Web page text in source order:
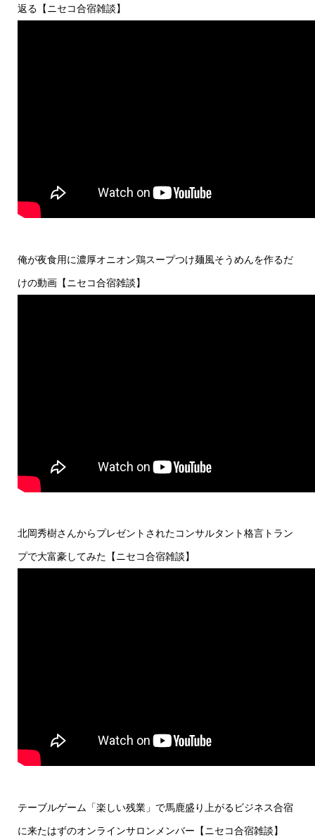
返る【ニセコ合宿雑談】
俺が夜食用に濃厚オニオン鶏スープつけ麺風そうめんを作るだ
けの動画【ニセコ合宿雑談】
北岡秀樹さんからプレゼントされたコンサルタント格言トラン
プで大富豪してみた【ニセコ合宿雑談】
テーブルゲーム「楽しい残業」で馬鹿盛り上がるビジネス合宿
に来たはずのオンラインサロンメンバー【ニセコ合宿雑談】